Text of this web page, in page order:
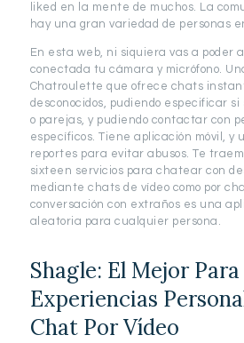
liked en la mente de muchos. La
hay una gran variedad de personas
En esta web, ni siquiera vas a poder
conectada tu cámara y micrófono.
Chatroulette que ofrece chats
desconocidos, pudiendo especificar
o parejas, y pudiendo contactar con
específicos. Tiene aplicación móvil, y
reportes para evitar abusos. Te
sixteen servicios para chatear con
mediante chats de vídeo como por
conversación con extraños es una
aleatoria para cualquier persona.
Shagle: El Mejor Para
Experiencias
Chat Por Vídeo